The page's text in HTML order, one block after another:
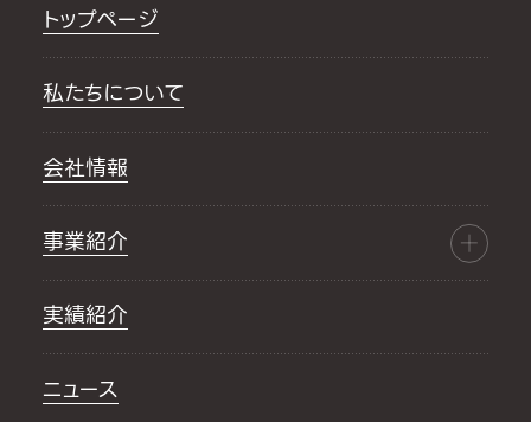
トップページ
私たちについて
会社情報
事業紹介
実績紹介
ニュース